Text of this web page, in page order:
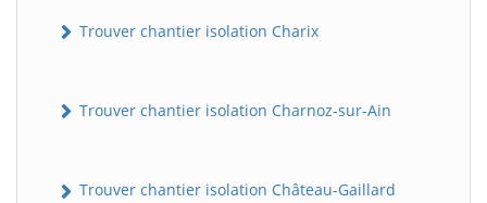
Trouver chantier isolation Charix
Trouver chantier isolation Charnoz-sur-Ain
Trouver chantier isolation Château-Gaillard